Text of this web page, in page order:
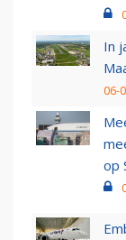
In
06-
op